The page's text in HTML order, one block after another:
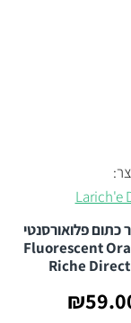
Larich'e
כתום פלואורסנטי
Fluorescent
Riche